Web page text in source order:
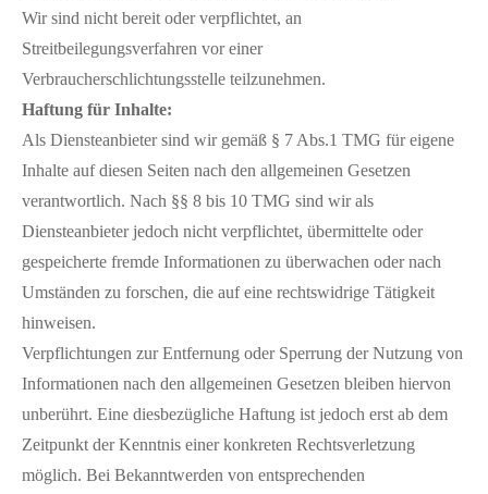
Wir sind nicht bereit oder verpflichtet, an
Streitbeilegungsverfahren vor einer
Verbraucherschlichtungsstelle teilzunehmen.
Haftung für Inhalte:
Als Diensteanbieter sind wir gemäß § 7 Abs.1 TMG für eigene
Inhalte auf diesen Seiten nach den allgemeinen Gesetzen
verantwortlich. Nach §§ 8 bis 10 TMG sind wir als
Diensteanbieter jedoch nicht verpflichtet, übermittelte oder
gespeicherte fremde Informationen zu überwachen oder nach
Umständen zu forschen, die auf eine rechtswidrige Tätigkeit
hinweisen.
Verpflichtungen zur Entfernung oder Sperrung der Nutzung von
Informationen nach den allgemeinen Gesetzen bleiben hiervon
unberührt. Eine diesbezügliche Haftung ist jedoch erst ab dem
Zeitpunkt der Kenntnis einer konkreten Rechtsverletzung
möglich. Bei Bekanntwerden von entsprechenden